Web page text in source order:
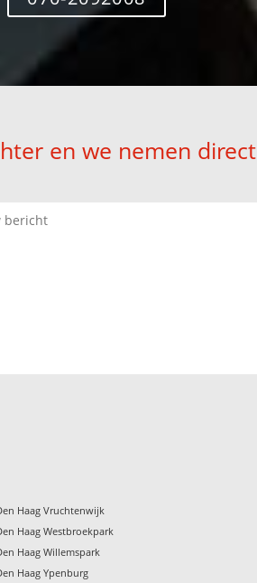
en we nemen
Haag Vruchtenwijk
Haag Westbroekpark
Haag Willemspark
Haag Ypenburg